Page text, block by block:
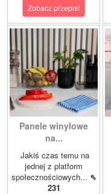
Zobacz przepis!
Panele winylowe
na...
Jakiś czas temu na
jednej z platform
społecznościowych... ⇖
231